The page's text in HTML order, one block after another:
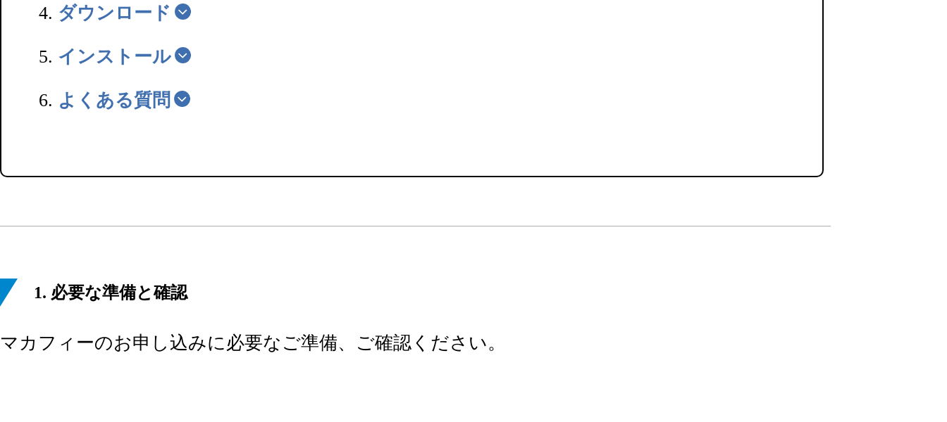
ダウンロード
インストール
よくある質問
1. 必要な準備と確認
マカフィーのお申し込みに必要なご準備、ご確認ください。